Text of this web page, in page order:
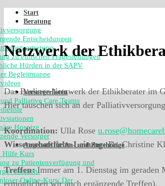
Start
Beratung
Entscheidungen
zu ethischen Fragestellungen
Hürden in der SAPV
Begleitmappe
Versorgerlisten
Palliative Care Teams
Hospize
Versorger
Angebote für An- und Zugehörige
Hilfe Kurs
zu Patientenverfügung und
Online-Kurs: Der
Netzwerk der
Das Berliner Netzwerk der Ethikberater im
Hier tauschen sich an der
Koordination: Ulla Rose
Wissenschaftliche Leitung:Dr. Christine
Treffen:Immer am 1. Dienstag im geraden
ermöglichen wir auch ergänzende Treffen).